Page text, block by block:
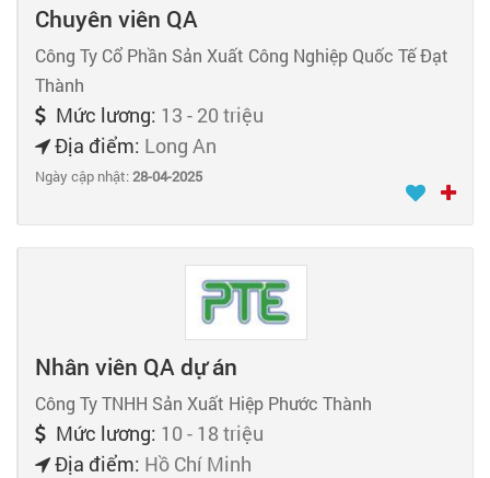
Chuyên viên QA
Công Ty Cổ Phần Sản Xuất Công Nghiệp Quốc Tế Đạt
Thành
Mức lương: 13 - 20 triệu
Địa điểm: Long An
Ngày cập nhật:28-04-2025
Nhân viên QA dự án
Công Ty TNHH Sản Xuất Hiệp Phước Thành
Mức lương: 10 - 18 triệu
Địa điểm: Hồ Chí Minh